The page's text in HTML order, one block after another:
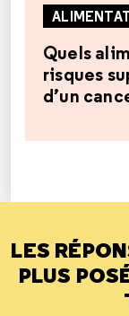
Quels
risques
d’un
LES
PLUS